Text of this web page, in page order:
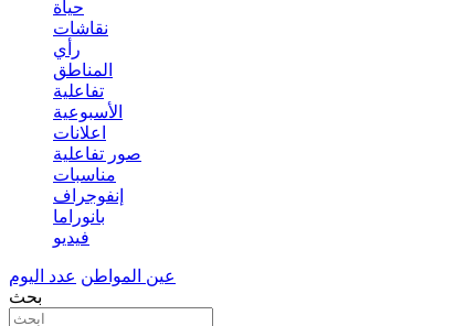
حياة
نقاشات
رأي
المناطق
تفاعلية
الأسبوعية
اعلانات
صور تفاعلية
مناسبات
إنفوجراف
بانوراما
فيديو
عين المواطن عدد اليوم
بحث